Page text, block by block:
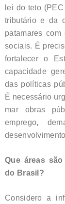
lei do teto
tributário e da
patamares
sociais. É
fortalecer o
capacidade
das políticas
É necessário
mar obras
emprego,
Que áreas
do Brasil?
Considero a